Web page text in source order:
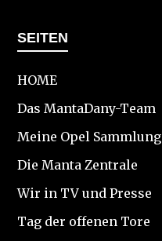
SEITEN
HOME
Das MantaDany-Team
Meine Opel Sammlung
Die Manta Zentrale
Wir in TV und Presse
Tag der offenen Tore